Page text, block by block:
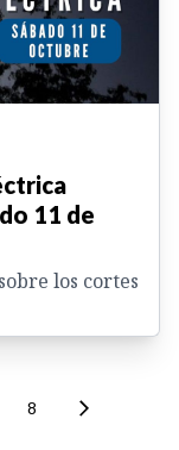
11 de
los cortes
8